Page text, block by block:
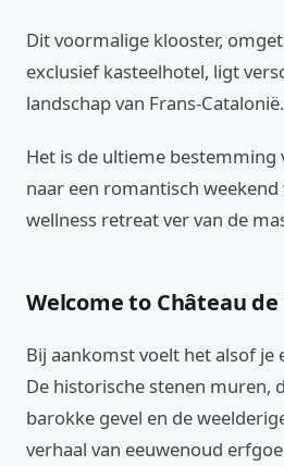
Dit voormalige klooster,
exclusief kasteelhotel, ligt
landschap van Frans-Catalonië.
Het is de ultieme bestemming
naar een romantisch
wellness retreat ver van de
Welcome to Château de
Bij aankomst voelt het alsof
De historische stenen muren,
barokke gevel en de
verhaal van eeuwenoud